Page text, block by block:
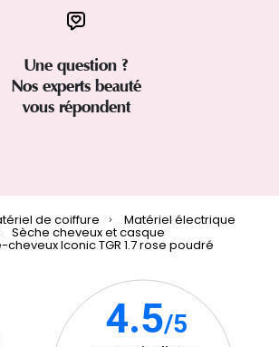
Une question ?
Nos experts beauté
vous répondent
de coiffure Matériel électrique
Sèche cheveux et casque
cheveux Iconic TGR 1.7 rose poudré